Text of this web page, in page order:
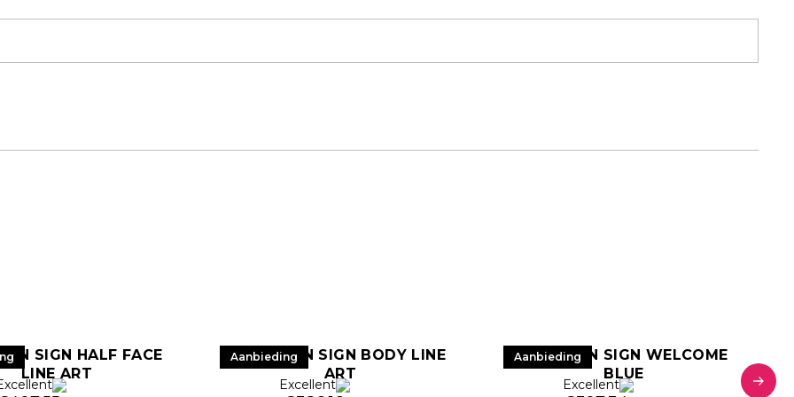
SIGN HALF FACE
LINE ART
Aanbieding
LED NEON SIGN BODY LINE
ART
Excellent
Aanbieding
LED NEON SIGN WELCOME
BLUE
Excellent